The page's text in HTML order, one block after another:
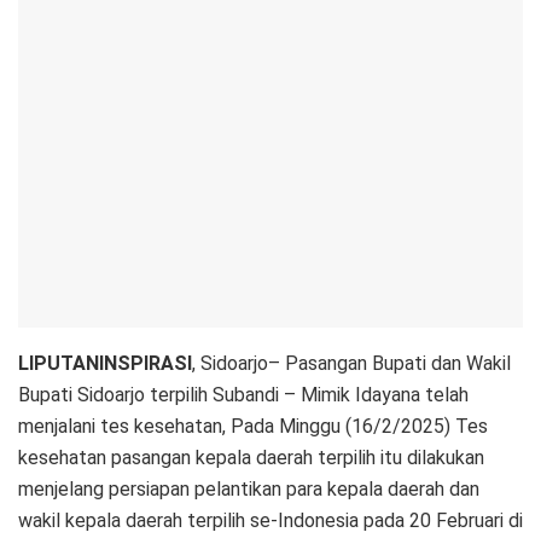
LIPUTANINSPIRASI, Sidoarjo– Pasangan Bupati dan Wakil
Bupati Sidoarjo terpilih Subandi – Mimik Idayana telah
menjalani tes kesehatan, Pada Minggu (16/2/2025) Tes
kesehatan pasangan kepala daerah terpilih itu dilakukan
menjelang persiapan pelantikan para kepala daerah dan
wakil kepala daerah terpilih se-Indonesia pada 20 Februari di